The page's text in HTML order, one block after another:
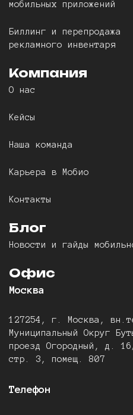
Офис
Москва
127254, г. Москва,
Муниципальный Округ
проезд Огородный, д.
стр. 3, помещ. 807
Телефон
мобильных приложений
Биллинг и перепродажа
рекламного инвентаря
Компания
О нас
Кейсы
Наша команда
Карьера в Мобио
Контакты
Блог
Новости и гайды